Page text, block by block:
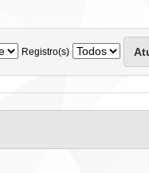
Registro(s)